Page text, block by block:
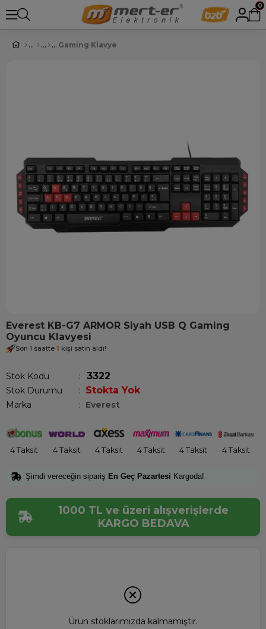
0
Gaming Klavye
Everest KB-G7 ARMOR Siyah USB Q Gaming
Oyuncu Klavyesi
Son 1 saatte 1 kişi satın aldı!
Stok Kodu 3322
Stok Durumu : Stokta Yok
Marka : Everest
4 Taksit 4 Taksit 4 Taksit 4 Taksit 4 Taksit 4 Taksit
Şimdi vereceğin sipariş En Geç Pazartesi Kargoda!
1000 TL ve üzeri alışverişlerde
KARGO BEDAVA
Ürün stoklarımızda kalmamıştır.